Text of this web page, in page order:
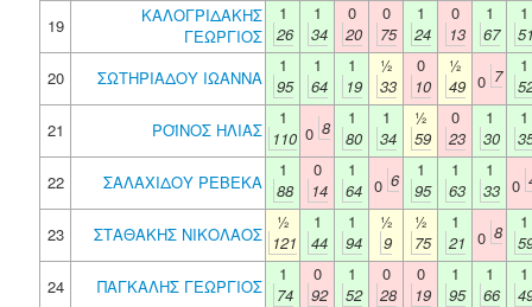
19
ΚΑΛΟΓΡΙΔΑΚΗΣ
ΓΕΩΡΓΙΟΣ
1
26
1
34
0
20
0
75
1
24
0
13
1
67
1
20
ΣΩΤΗΡΙΑΔΟΥ ΙΩΑΝΝΑ
1
95
1
64
1
19
½
33
0
10
½
49 0 7
1
21
ΡΟΪΝΟΣ ΗΛΙΑΣ
1
110 0 8
1
80
1
34
½
59
0
23
1
30
1
22
ΣΑΛΑΧΙΔΟΥ ΡΕΒΕΚΑ
1
88
0
14
1
64 0 6
1
95
1
63
1
33 0
23 ΣΤΑΘΑΚΗΣ ΝΙΚΟΛΑΟΣ
½
121
1
44
1
94
½
9
½
75
1
21 0 8
1
24
ΠΑΓΚΑΛΗΣ ΓΕΩΡΓΙΟΣ
1
74
0
92
1
52
0
28
0
19
1
95
1
66
1